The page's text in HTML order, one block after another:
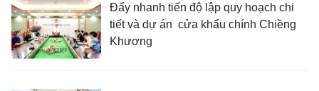
Đẩy nhanh tiến độ lập quy hoạch chi
tiết và dự án cửa khẩu chính Chiềng
Khương